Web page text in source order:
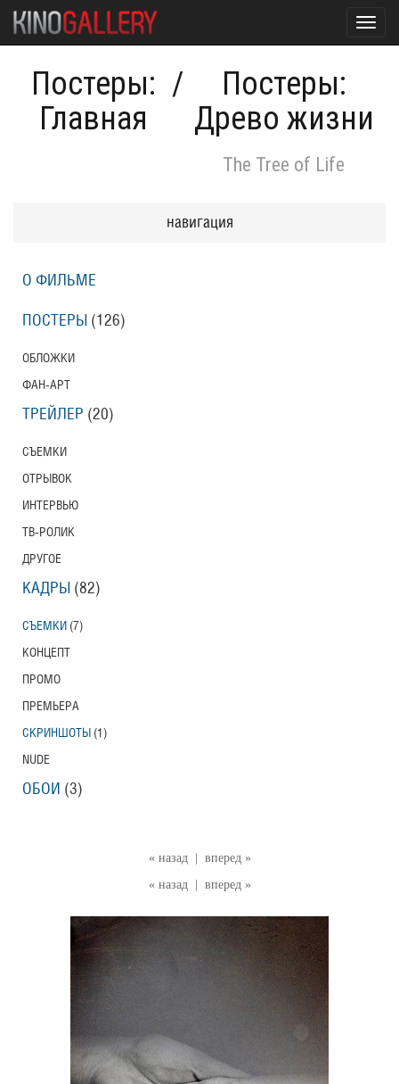
Постеры:
Главная
/
Постеры:
Древо жизни
The Tree of Life
« назад
вперед »
« назад
вперед »
навигация
О ФИЛЬМЕ
ПОСТЕРЫ (126)
ОБЛОЖКИ
ФАН-АРТ
ТРЕЙЛЕР (20)
СЪЕМКИ
ОТРЫВОК
ИНТЕРВЬЮ
ТВ-РОЛИК
ДРУГОЕ
КАДРЫ (82)
СЪЕМКИ (7)
КОНЦЕПТ
ПРОМО
ПРЕМЬЕРА
СКРИНШОТЫ (1)
NUDE
ОБОИ (3)